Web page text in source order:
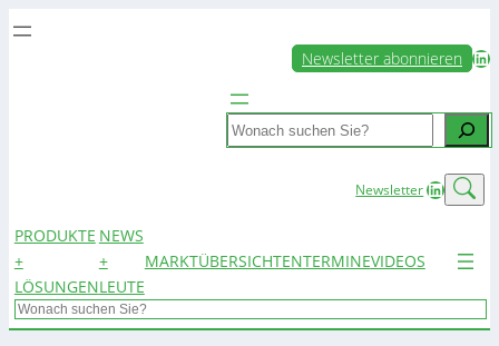
Newsletter abonnieren LinkedIn
Search
NewsletterLinkedIn
PRODUKTE
+
LÖSUNGEN
NEWS
+
LEUTE
MARKTÜBERSICHTENTERMINEVIDEOS
Search